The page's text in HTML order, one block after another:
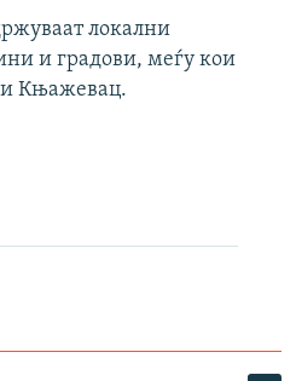
локални
и градови, меѓу кои
и Књажевац.